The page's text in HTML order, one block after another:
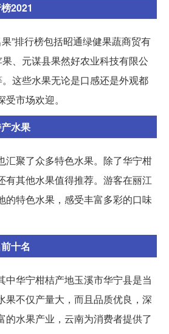
2021
”排行榜包括昭通绿健果蔬商贸有
果、元谋县果然好农业科技有限公
。这些水果无论是口感还是外观都
市场欢迎。
水果
汇聚了众多特色水果。除了华宁柑
有其他水果值得推荐。游客在丽江
的特色水果，感受丰富多彩的口味
十名
中华宁柑桔产地玉溪市华宁县是当
果不仅产量大，而且品质优良，深
的水果产业，云南为消费者提供了